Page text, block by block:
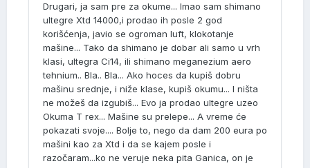
Drugari, ja sam pre za okume... Imao sam shimano
ultegre Xtd 14000,i prodao ih posle 2 god
korišćenja, javio se ogroman luft, klokotanje
mašine... Tako da shimano je dobar ali samo u vrh
klasi, ultegra Ci14, ili shimano meganezium aero
tehnium.. Bla.. Bla... Ako hoces da kupiš dobru
mašinu srednje, i niže klase, kupiš okumu... I ništa
ne možeš da izgubiš... Evo ja prodao ultegre uzeo
Okuma T rex... Mašine su prelepe... A vreme će
pokazati svoje.... Bolje to, nego da dam 200 eura po
mašini kao za Xtd i da se kajem posle i
razočaram...ko ne veruje neka pita Ganica, on je